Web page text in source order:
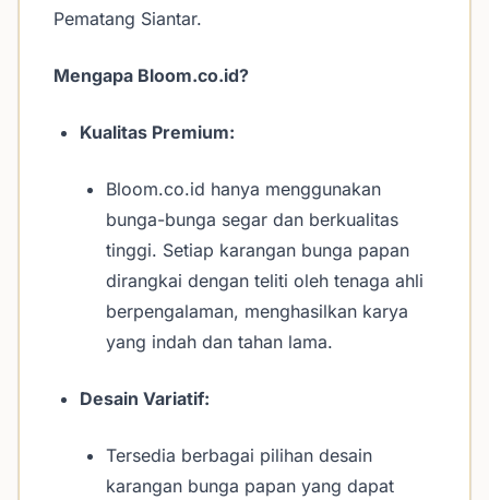
Pematang Siantar.
Mengapa Bloom.co.id?
Kualitas Premium:
Bloom.co.id hanya menggunakan
bunga-bunga segar dan berkualitas
tinggi. Setiap karangan bunga papan
dirangkai dengan teliti oleh tenaga ahli
berpengalaman, menghasilkan karya
yang indah dan tahan lama.
Desain Variatif:
Tersedia berbagai pilihan desain
karangan bunga papan yang dapat